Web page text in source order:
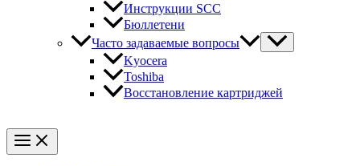
Инструкции SCC
Бюллетени
Часто задаваемые вопросы
Kyocera
Toshiba
Восстановление картриджей